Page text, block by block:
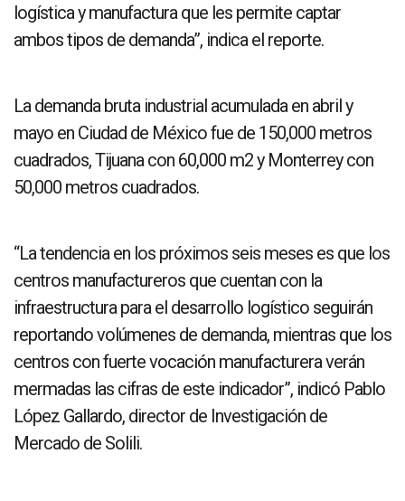
logística y manufactura que les permite captar
ambos tipos de demanda”, indica el reporte.
La demanda bruta industrial acumulada en abril y
mayo en Ciudad de México fue de 150,000 metros
cuadrados, Tijuana con 60,000 m2 y Monterrey con
50,000 metros cuadrados.
“La tendencia en los próximos seis meses es que los
centros manufactureros que cuentan con la
infraestructura para el desarrollo logístico seguirán
reportando volúmenes de demanda, mientras que los
centros con fuerte vocación manufacturera verán
mermadas las cifras de este indicador”, indicó Pablo
López Gallardo, director de Investigación de
Mercado de Solili.